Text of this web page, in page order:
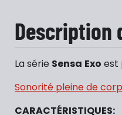
Description
La série Sensa Exo est
Sonorité pleine de
CARACTÉRISTIQUES: